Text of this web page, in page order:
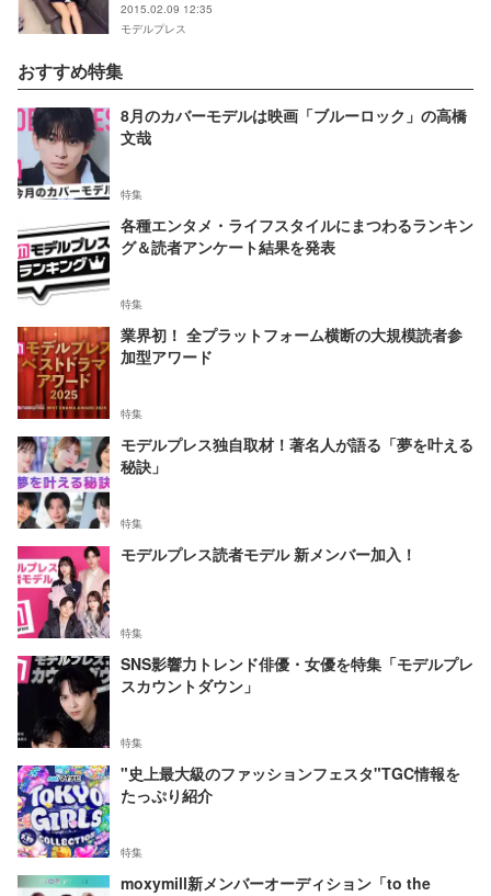
2015.02.09 12:35
モデルプレス
おすすめ特集
8月のカバーモデルは映画「ブルーロック」の高橋
文哉
特集
各種エンタメ・ライフスタイルにまつわるランキン
グ＆読者アンケート結果を発表
特集
業界初！ 全プラットフォーム横断の大規模読者参
加型アワード
特集
モデルプレス独自取材！著名人が語る「夢を叶える
秘訣」
特集
モデルプレス読者モデル 新メンバー加入！
特集
SNS影響力トレンド俳優・女優を特集「モデルプレ
スカウントダウン」
特集
"史上最大級のファッションフェスタ"TGC情報を
たっぷり紹介
特集
moxymill新メンバーオーディション「to the